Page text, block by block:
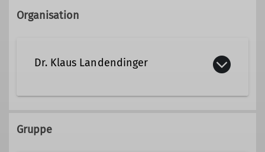
Organisation
Dr. Klaus Landendinger
Gruppe